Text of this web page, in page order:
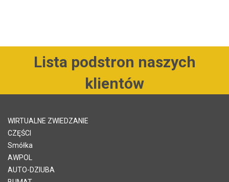
Lista podstron naszych
klientów
WIRTUALNE ZWIEDZANIE
CZĘŚCI
Smółka
AWPOL
AUTO-DZIUBA